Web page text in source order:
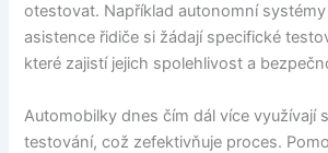
otestovat. Například autonomní
asistence řidiče si žádají specifické
které zajistí jejich spolehlivost a
Automobilky dnes čím dál více využívají
testování, což zefektivňuje proces.